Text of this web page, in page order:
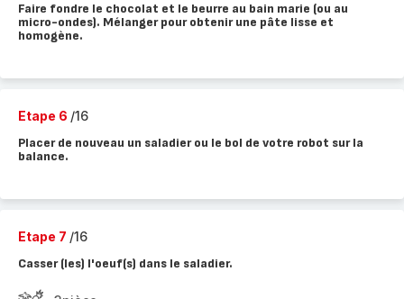
Faire fondre le chocolat et le beurre au bain marie (ou au
micro-ondes). Mélanger pour obtenir une pâte lisse et
homogène.
Etape 6 /16
Placer de nouveau un saladier ou le bol de votre robot sur la
balance.
Etape 7 /16
Casser (les) l'oeuf(s) dans le saladier.